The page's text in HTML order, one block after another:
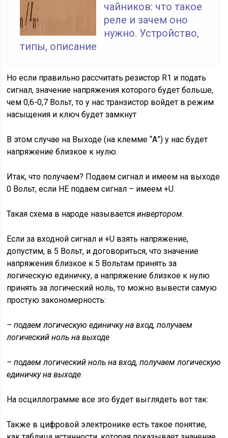
чайников: что такое
реле и зачем оно
нужно. Устройство,
типы, описание
Но если правильно рассчитать резистор R1 и подать
сигнал, значение напряжения которого будет больше,
чем 0,6-0,7 Вольт, то у нас транзистор войдет в режим
насыщения и ключ будет замкнут
В этом случае на Выходе (на клемме “А”) у нас будет
напряжение близкое к нулю.
Итак, что получаем? Подаем сигнал и имеем на выходе
0 Вольт, если НЕ подаем сигнал – имеем +U.
Такая схема в народе называетсяинвертором.
Если за входной сигнал и +U взять напряжение,
допустим, в 5 Вольт, и договориться, что значение
напряжения близкое к 5 Вольтам принять за
логическую единичку, а напряжение близкое к нулю
принять за логический ноль, то можно вывести самую
простую закономерность:
– подаем логическую единичку на вход, получаем
логический ноль на выходе
– подаем логический ноль на вход, получаем логическую
единичку на выходе
На осциллограмме все это будет выглядеть вот так:
Также в цифровой электронике есть такое понятие,